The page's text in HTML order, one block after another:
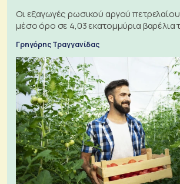
Οι εξαγωγές ρωσικού αργού
μέσο όρο σε 4,03 εκατομμύρια βαρέλια
Γρηγόρης Τραγγανίδας